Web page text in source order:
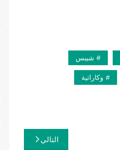
شيبس
وكاراتية
التالي